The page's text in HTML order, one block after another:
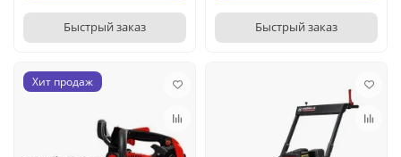
Быстрый заказ Быстрый заказ
Хит продаж